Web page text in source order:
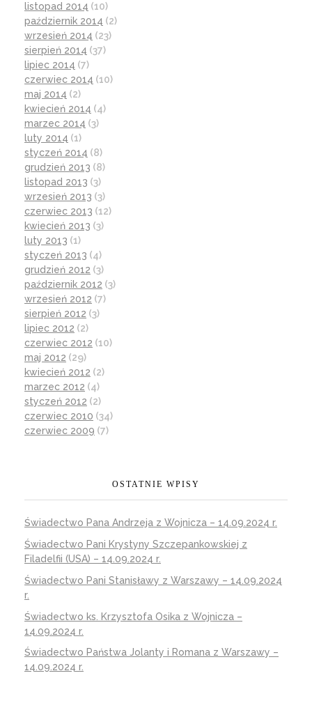
listopad 2014 (10)
październik 2014 (2)
wrzesień 2014 (23)
sierpień 2014 (37)
lipiec 2014 (7)
czerwiec 2014 (10)
maj 2014 (2)
kwiecień 2014 (4)
marzec 2014 (3)
luty 2014 (1)
styczeń 2014 (8)
grudzień 2013 (8)
listopad 2013 (3)
wrzesień 2013 (3)
czerwiec 2013 (12)
kwiecień 2013 (3)
luty 2013 (1)
styczeń 2013 (4)
grudzień 2012 (3)
październik 2012 (3)
wrzesień 2012 (7)
sierpień 2012 (3)
lipiec 2012 (2)
czerwiec 2012 (10)
maj 2012 (29)
kwiecień 2012 (2)
marzec 2012 (4)
styczeń 2012 (2)
czerwiec 2010 (34)
czerwiec 2009 (7)
OSTATNIE WPISY
Świadectwo Pana Andrzeja z Wojnicza – 14.09.2024 r.
Świadectwo Pani Krystyny Szczepankowskiej z
Filadelfii (USA) – 14.09.2024 r.
Świadectwo Pani Stanisławy z Warszawy – 14.09.2024
r.
Świadectwo ks. Krzysztofa Osika z Wojnicza –
14.09.2024 r.
Świadectwo Państwa Jolanty i Romana z Warszawy –
14.09.2024 r.